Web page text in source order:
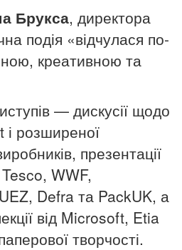
Брукса, директора
подія «відчулася по-
креативною та
— дискусії щодо
розширеної
презентації
Tesco, WWF,
Defra та PackUK, а
від Microsoft, Etia
творчості.